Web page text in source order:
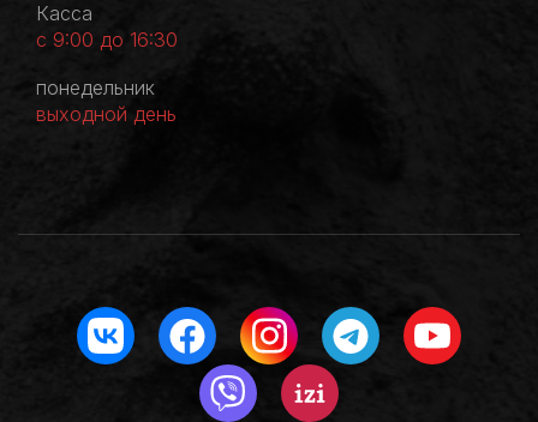
Касса
с 9:00 до 16:30
понедельник
выходной день